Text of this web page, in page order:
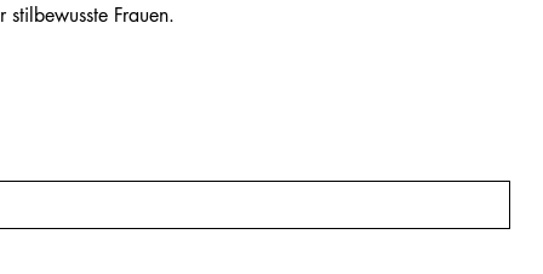
stilbewusste Frauen.